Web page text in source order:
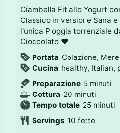
Ciambella Fit allo Yogurt
Classico in versione Sana
l'unica Pioggia torrenziale
Cioccolato ♥
Portata Colazione,
Cucina healthy, Italian,
Preparazione 5m
i
n
t
minuti
Cottura 20m
i
u
minuti
Tempo totale 25m
n
minuti
Servings 10 fette